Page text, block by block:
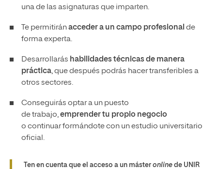
una de las asignaturas que imparten.
Te permitiránacceder a un campo profesional de
forma experta.
Desarrollarás habilidades técnicas de manera
práctica, que después podrás hacer transferibles a
otros sectores.
Conseguirás optar a un puesto
de trabajo,emprender tu propio negocio
o continuar formándote con un estudio universitario
oficial.
Ten en cuenta que el acceso a un máster online de UNIR